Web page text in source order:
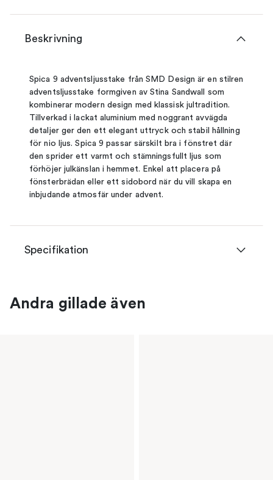
Beskrivning
Spica 9 adventsljusstake från SMD Design är en stilren
adventsljusstake formgiven av Stina Sandwall som
kombinerar modern design med klassisk jultradition.
Tillverkad i lackat aluminium med noggrant avvägda
detaljer ger den ett elegant uttryck och stabil hållning
för nio ljus. Spica 9 passar särskilt bra i fönstret där
den sprider ett varmt och stämningsfullt ljus som
förhöjer julkänslan i hemmet. Enkel att placera på
fönsterbrädan eller ett sidobord när du vill skapa en
inbjudande atmosfär under advent.
Specifikation
Andra gillade även